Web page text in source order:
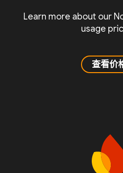
Learn more about our
usage
查看价